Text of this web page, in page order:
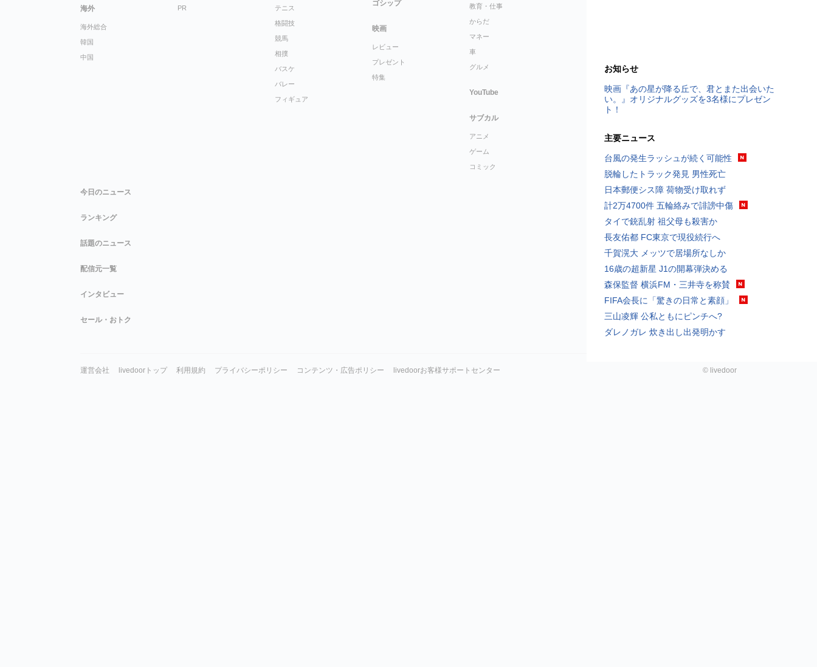
お知らせ
映画『あの星が降る丘で、君とまた出会いた
い。』オリジナルグッズを3名様にプレゼン
ト！
主要ニュース
台風の発生ラッシュが続く可能性
脱輪したトラック発見 男性死亡
日本郵便シス障 荷物受け取れず
計2万4700件 五輪絡みで誹謗中傷
タイで銃乱射 祖父母も殺害か
長友佑都 FC東京で現役続行へ
千賀滉大 メッツで居場所なしか
16歳の超新星 J1の開幕弾決める
森保監督 横浜FM・三井寺を称賛
FIFA会長に「驚きの日常と素顔」
三山凌輝 公私ともにピンチへ?
ダレノガレ 炊き出し出発明かす
海外
海外総合
韓国
中国
PR テニス
格闘技
競馬
相撲
バスケ
バレー
フィギュア
ゴシップ
映画
レビュー
プレゼント
特集
教育・仕事
からだ
マネー
車
グルメ
YouTube
サブカル
アニメ
ゲーム
コミック
今日のニュース
ランキング
話題のニュース
配信元一覧
インタビュー
セール・おトク
運営会社 livedoorトップ 利用規約 プライバシーポリシー コンテンツ・広告ポリシー livedoorお客様サポートセンター © livedoor